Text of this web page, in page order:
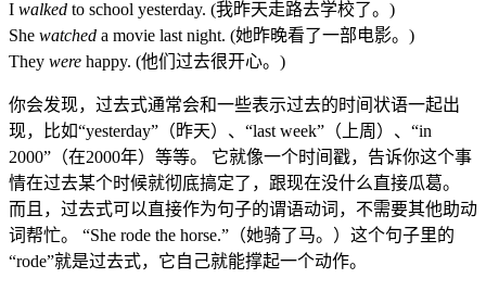
I walked to school yesterday. (我昨天走路去学校了。)
She watched a movie last night. (她昨晚看了一部电影。)
They were happy. (他们过去很开心。)
你会发现，过去式通常会和一些表示过去的时间状语一起出
现，比如“yesterday”（昨天）、“last week”（上周）、“in
2000”（在2000年）等等。 它就像一个时间戳，告诉你这个事
情在过去某个时候就彻底搞定了，跟现在没什么直接瓜葛。
而且，过去式可以直接作为句子的谓语动词，不需要其他助动
词帮忙。 “She rode the horse.”（她骑了马。）这个句子里的
“rode”就是过去式，它自己就能撑起一个动作。